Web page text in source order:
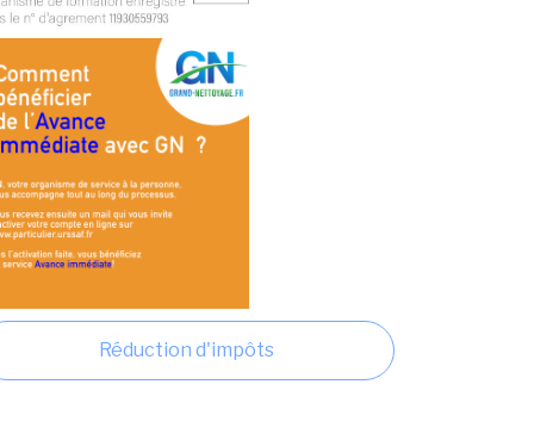
Réduction d'impôts